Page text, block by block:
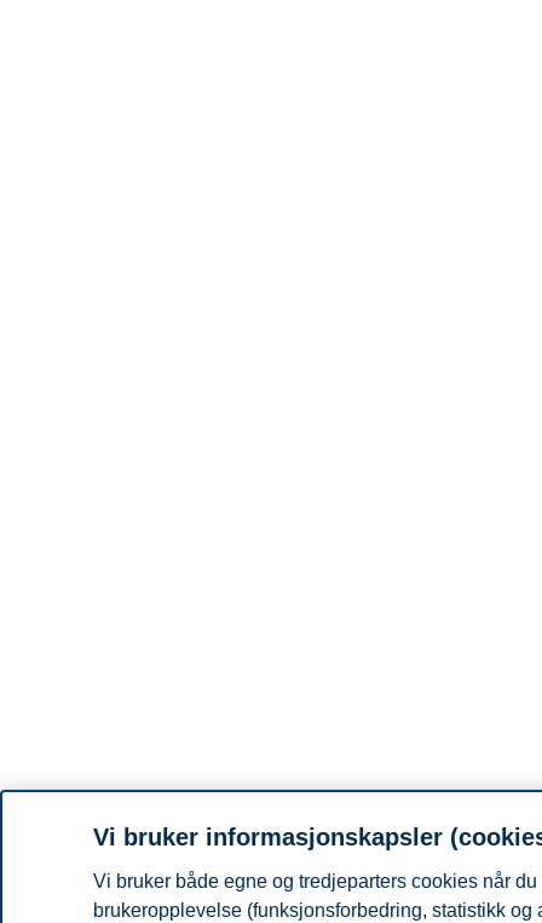
Vi bruker informasjonskapsler
Vi bruker både egne og tredjeparters cookies når
brukeropplevelse (funksjonsforbedring, statistikk